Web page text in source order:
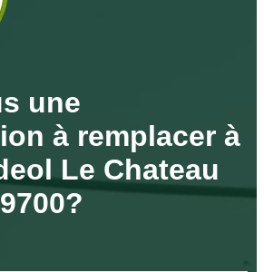
une
à remplacer à
Le Chateau